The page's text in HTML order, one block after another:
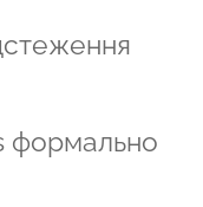
формально